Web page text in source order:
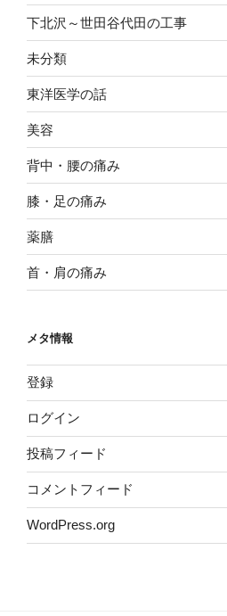
下北沢～世田谷代田の工事
未分類
東洋医学の話
美容
背中・腰の痛み
膝・足の痛み
薬膳
首・肩の痛み
メタ情報
登録
ログイン
投稿フィード
コメントフィード
WordPress.org